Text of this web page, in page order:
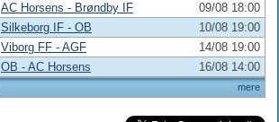
mere
AC Horsens - Brøndby IF
09/08 18:00
Silkeborg IF - OB
10/08 19:00
Viborg FF - AGF
14/08 19:00
OB - AC Horsens
16/08 14:00